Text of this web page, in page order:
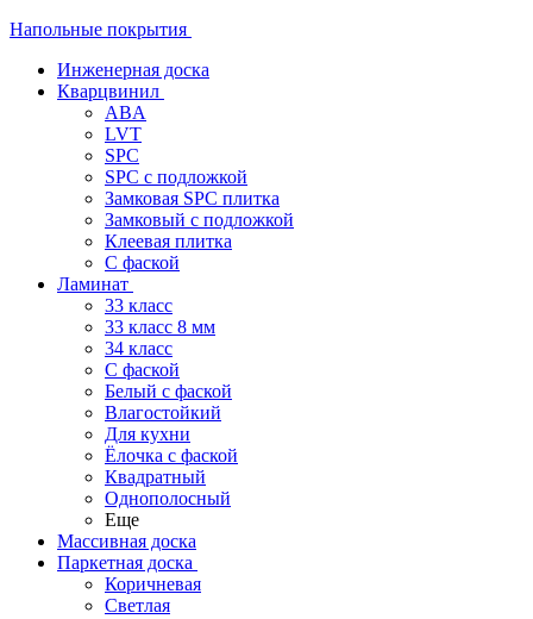
Напольные покрытия
Инженерная доска
Кварцвинил
ABA
LVT
SPC
SPC с подложкой
Замковая SPC плитка
Замковый с подложкой
Клеевая плитка
С фаской
Ламинат
33 класс
33 класс 8 мм
34 класс
C фаской
Белый с фаской
Влагостойкий
Для кухни
Ёлочка с фаской
Квадратный
Однополосный
Еще
Массивная доска
Паркетная доска
Коричневая
Светлая